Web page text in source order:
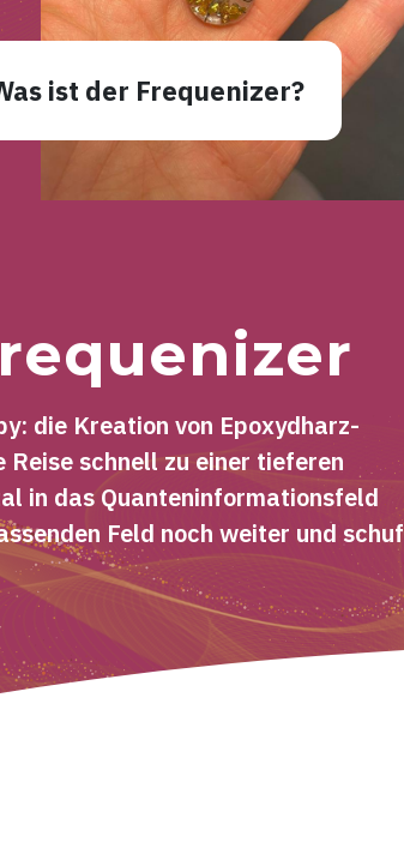
ist der Frequenizer?
die Kreation von Epoxydharz-
schnell zu einer tieferen
in das Quanteninformationsfeld
Feld noch weiter und schuf